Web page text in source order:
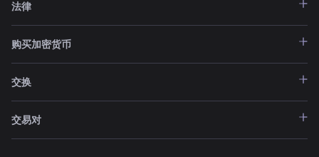
法律
购买加密货币
交换
交易对